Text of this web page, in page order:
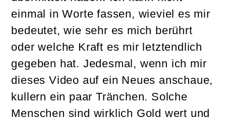
einmal in Worte fassen, wieviel es mir
bedeutet, wie sehr es mich berührt
oder welche Kraft es mir letztendlich
gegeben hat. Jedesmal, wenn ich mir
dieses Video auf ein Neues anschaue,
kullern ein paar Tränchen. Solche
Menschen sind wirklich Gold wert und